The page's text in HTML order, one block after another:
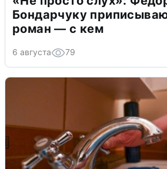
Бондарчуку
роман — с кем
6 августа 79